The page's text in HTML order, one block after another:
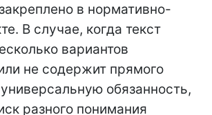
в нормативно-
В случае, когда текст
вариантов
не содержит прямого
обязанность,
разного понимания